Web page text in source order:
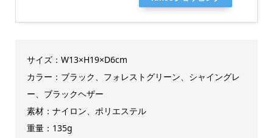
サイズ：W13×H19×D6cm
カラー：ブラック、フォレストグリーン、シャイングレ
ー、ブラックヘザー
素材：ナイロン、ポリエステル
重量：135g